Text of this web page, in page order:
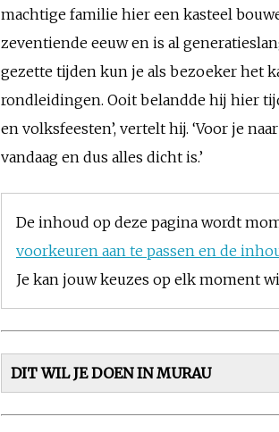
machtige familie hier een kasteel
zeventiende eeuw en is al
gezette tijden kun je als bezoeker het
rondleidingen. Ooit belandde hij hier
en volksfeesten’, vertelt hij. ‘Voor je
vandaag en dus alles dicht is.’
De inhoud op deze pagina wordt
voorkeuren aan te passen en de
Je kan jouw keuzes op elk moment
DIT WIL JE DOEN IN MURAU